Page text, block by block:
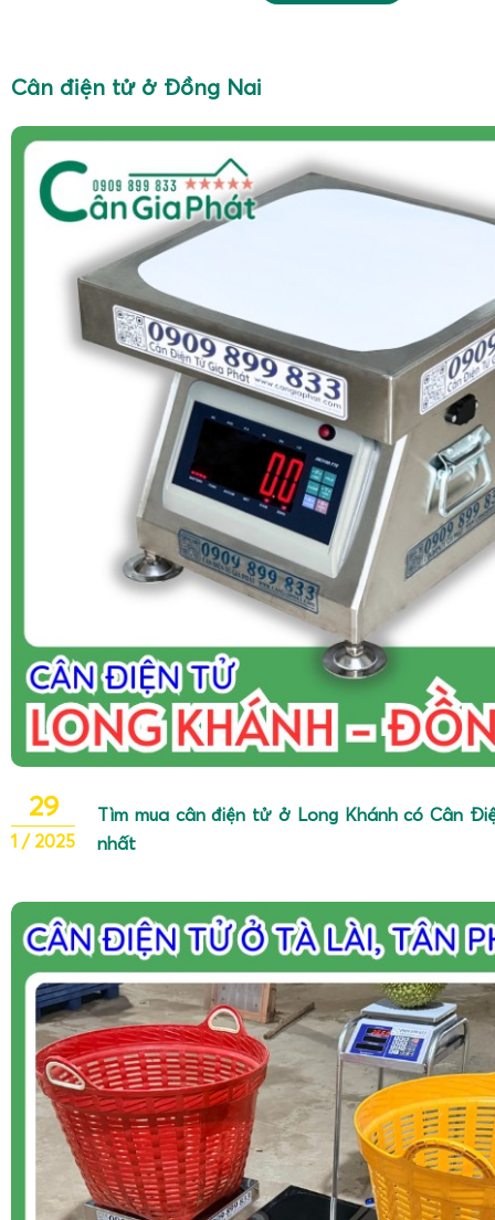
hợp nhu cầu sử dụng, đảm bảo độ bền, độ chuẩn xác lâu
Zalo, video call để anh chị ở Đồng Nai có thể tự kiểm
của cân ngay tại nhà, hạn chế tối đa thời gian gián đoạn
Anh chị ở Đồng Nai đang tìm mua cân điện tử uy tín, bền,
ngay HOTLINE
0909.899.833 để được Cân Gia Phát tư
nhất có thể, anh chị nhé!
Cân điện tử ở Đồng Nai
29
1 / 2025
Tìm mua cân điện tử ở Long Khánh có Cân
nhất